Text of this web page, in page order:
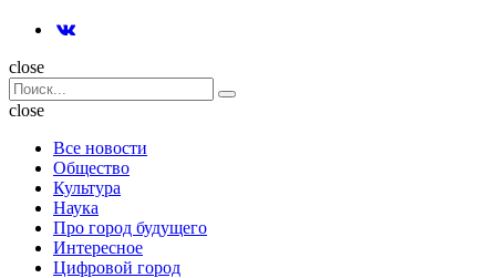
Поиск
close
Search
for:
Поиск
close
Все новости
Общество
Культура
Наука
Про город будущего
Интересное
Цифровой город